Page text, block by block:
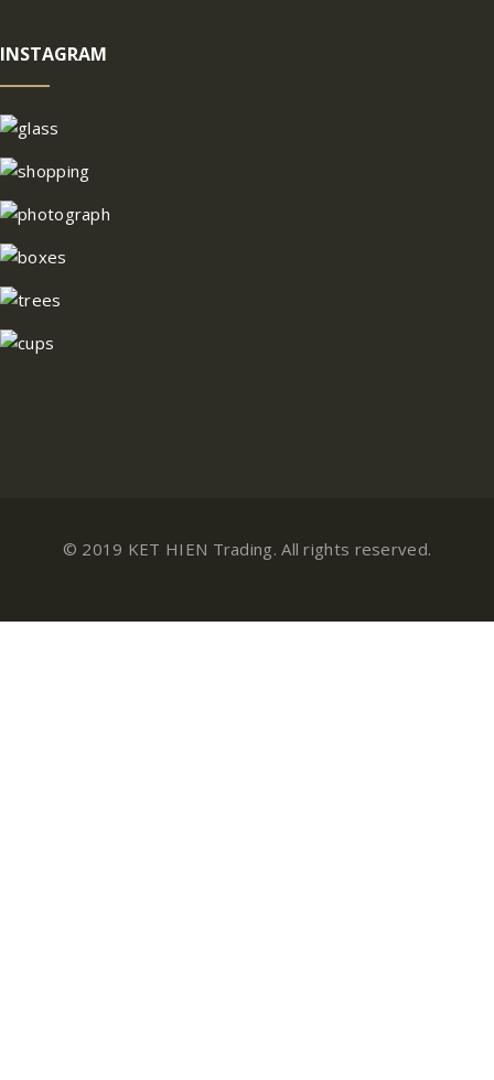
INSTAGRAM
© 2019 KET HIEN Trading. All rights reserved.